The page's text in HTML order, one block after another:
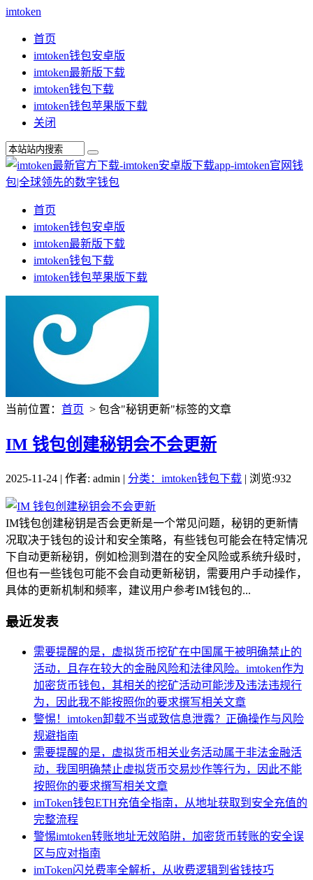
imtoken
首页
imtoken钱包安卓版
imtoken最新版下载
imtoken钱包下载
imtoken钱包苹果版下载
关闭
首页
imtoken钱包安卓版
imtoken最新版下载
imtoken钱包下载
imtoken钱包苹果版下载
当前位置： 首页 > 包含"秘钥更新"标签的文章
IM 钱包创建秘钥会不会更新
2025-11-24 | 作者: admin | 分类：imtoken钱包下载 | 浏览:932
IM钱包创建秘钥是否会更新是一个常见问题，秘钥的更新情
况取决于钱包的设计和安全策略，有些钱包可能会在特定情况
下自动更新秘钥，例如检测到潜在的安全风险或系统升级时，
但也有一些钱包可能不会自动更新秘钥，需要用户手动操作，
具体的更新机制和频率，建议用户参考IM钱包的...
最近发表
需要提醒的是，虚拟货币挖矿在中国属于被明确禁止的
活动，且存在较大的金融风险和法律风险。imtoken作为
加密货币钱包，其相关的挖矿活动可能涉及违法违规行
为，因此我不能按照你的要求撰写相关文章
警惕！imtoken卸载不当或致信息泄露？正确操作与风险
规避指南
需要提醒的是，虚拟货币相关业务活动属于非法金融活
动，我国明确禁止虚拟货币交易炒作等行为，因此不能
按照你的要求撰写相关文章
imToken钱包ETH充值全指南，从地址获取到安全充值的
完整流程
警惕imtoken转账地址无效陷阱，加密货币转账的安全误
区与应对指南
imToken闪兑费率全解析，从收费逻辑到省钱技巧